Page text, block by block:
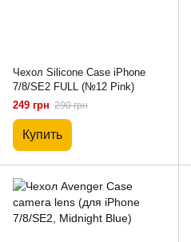
Чехол Silicone Case iPhone
7/8/SE2 FULL (№12 Pink)
249 грн 290 грн
Купить